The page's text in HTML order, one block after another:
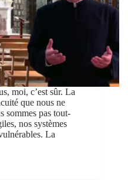
moi, c’est sûr. La
que nous ne
sommes pas tout-
nos systèmes
La